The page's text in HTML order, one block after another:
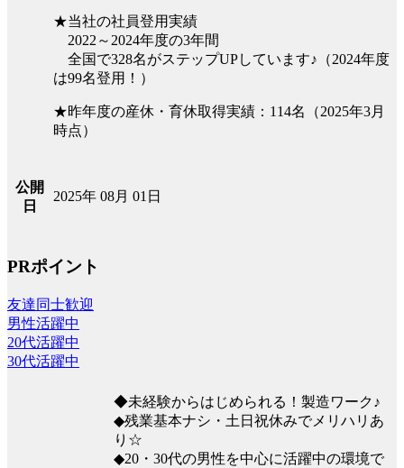
★当社の社員登用実績
2022～2024年度の3年間
全国で328名がステップUPしています♪（2024年度
は99名登用！）
★昨年度の産休・育休取得実績：114名（2025年3月
時点）
公開
日
2025年 08月 01日
PRポイント
友達同士歓迎
男性活躍中
20代活躍中
30代活躍中
◆未経験からはじめられる！製造ワーク♪
◆残業基本ナシ・土日祝休みでメリハリあ
り☆
◆20・30代の男性を中心に活躍中の環境で